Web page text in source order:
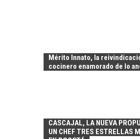
Mérito Innato, la
cocinero enamorado de lo
CASCAJAL, LA NUEVA
UN CHEF TRES ESTRELLAS